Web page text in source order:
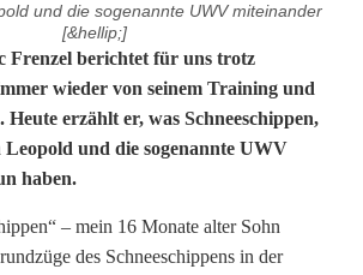
und die sogenannte UWV miteinander
[&hellip;]
Frenzel berichtet für uns trotz
wieder von seinem Training und
erzählt er, was Schneeschippen,
Leopold und die sogenannte UWV
haben.
– mein 16 Monate alter Sohn
des Schneeschippens in der